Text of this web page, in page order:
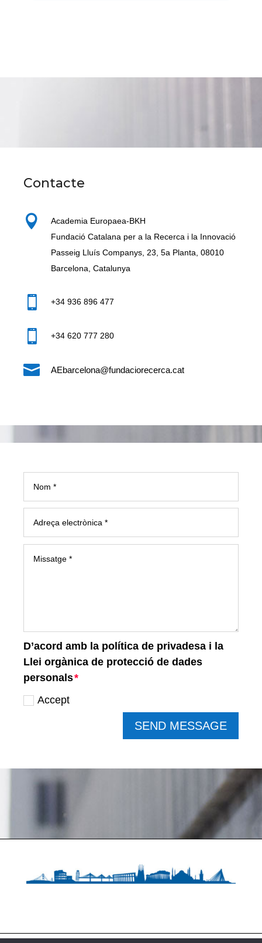
Contacte

Academia Europaea-BKH
Fundació Catalana per a la Recerca i la Innovació
Passeig Lluís Companys, 23, 5a Planta, 08010
Barcelona, Catalunya
 +34 936 896 477
 +34 620 777 280
 AEbarcelona@fundaciorecerca.cat
D’acord amb la política de privadesa i la
Llei orgànica de protecció de dades
personals
Accept
SEND MESSAGE